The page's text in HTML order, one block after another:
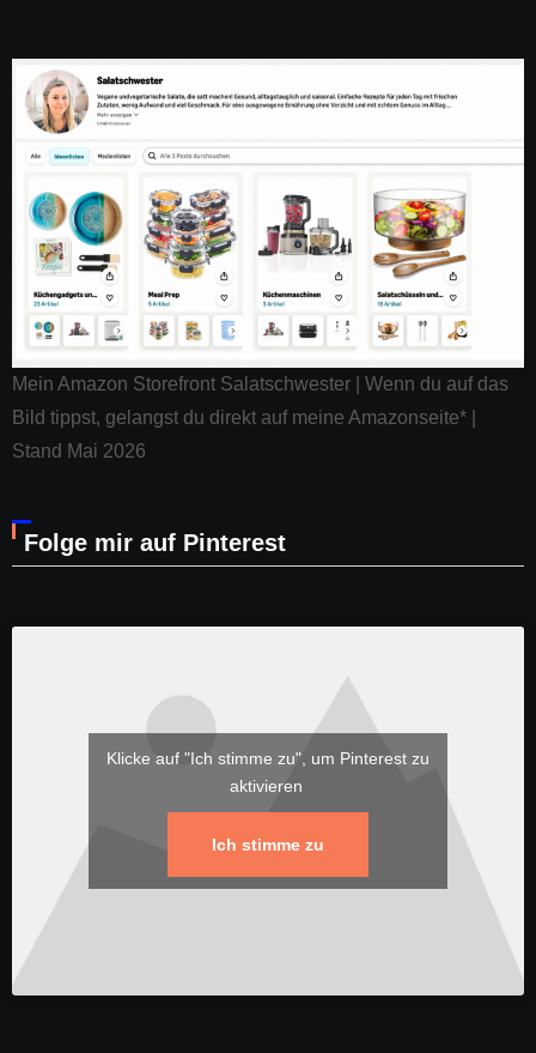
Mein Amazon Storefront Salatschwester | Wenn du auf das
Bild tippst, gelangst du direkt auf meine Amazonseite* |
Stand Mai 2026
Folge mir auf Pinterest
Klicke auf "Ich stimme zu", um Pinterest zu
aktivieren
Ich stimme zu